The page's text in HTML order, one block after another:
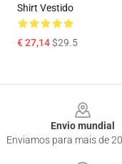
Shirt Vestido
€ 27,14$29.5
Envio mundial
Enviamos para mais de